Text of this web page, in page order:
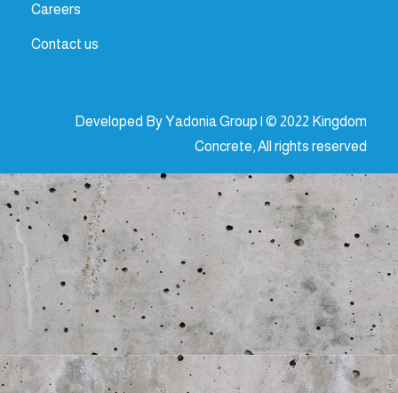
Careers
Contact us
Developed By Yadonia Group | © 2022 Kingdom
Concrete, All rights reserved